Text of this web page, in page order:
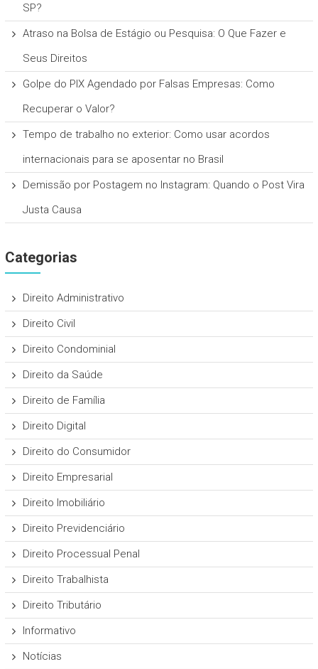
SP?
Atraso na Bolsa de Estágio ou Pesquisa: O Que Fazer e
Seus Direitos
Golpe do PIX Agendado por Falsas Empresas: Como
Recuperar o Valor?
Tempo de trabalho no exterior: Como usar acordos
internacionais para se aposentar no Brasil
Demissão por Postagem no Instagram: Quando o Post Vira
Justa Causa
Categorias
Direito Administrativo
Direito Civil
Direito Condominial
Direito da Saúde
Direito de Família
Direito Digital
Direito do Consumidor
Direito Empresarial
Direito Imobiliário
Direito Previdenciário
Direito Processual Penal
Direito Trabalhista
Direito Tributário
Informativo
Notícias